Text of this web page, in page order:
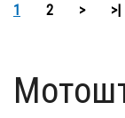
1 2 >
>|